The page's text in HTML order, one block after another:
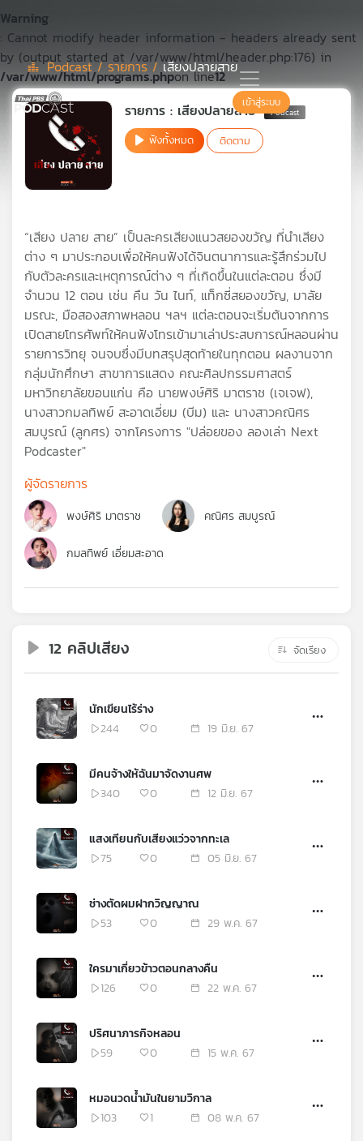
Podcast
เพล
สต์
ของ
คุณ
เพลง
บทความ
ข่าว
และ
กิจกรรม
เกี่ยว
เครือ
แผนที่
เข้าสู่ระบบ
Warning
: Cannot modify header information - headers already sent
by (output started at /var/www/html/header.php:176) in
/var/www/html/programs.phpon line12
Podcast /รายการ /เสียงปลายสาย
รายการ : เสียงปลายสาย
ฟังทั้งหมด ติดตาม
“เสียง ปลาย สาย” เป็นละครเสียงแนวสยองขวัญ ที่นำเสียง
ต่าง ๆ มาประกอบเพื่อให้คนฟังได้จินตนาการและรู้สึกร่วมไป
กับตัวละครและเหตุการณ์ต่าง ๆ ที่เกิดขึ้นในแต่ละตอน ซึ่งมี
จำนวน 12 ตอน เช่น คืน วัน ไนท์, แท็กซี่สยองขวัญ, มาลัย
มรณะ, มือสองสภาพหลอน ฯลฯ แต่ละตอนจะเริ่มต้นจากการ
เปิดสายโทรศัพท์ให้คนฟังโทรเข้ามาเล่าประสบการณ์หลอนผ่าน
รายการวิทยุ จนจบซึ่งมีบทสรุปสุดท้ายในทุกตอน ผลงานจาก
กลุ่มนักศึกษา สาขาการแสดง คณะศิลปกรรมศาสตร์
มหาวิทยาลัยขอนแก่น คือ นายพงษ์ศิริ มาตราช (เจเจฟ),
นางสาวกมลทิพย์ สะอาดเอี่ยม (บีม) และ นางสาวคณิศร
สมบูรณ์ (ลูกศร) จากโครงการ "ปล่อยของ ลองเล่า Next
Podcaster"
ผู้จัดรายการ
พงษ์ศิริ มาตราช คณิศร สมบูรณ์
กมลทิพย์ เอี่ยมสะอาด
12 คลิปเสียง จัดเรียง
นักเขียนไร้ร่าง
244
0 19 มิ.ย. 67
มีคนจ้างให้ฉันมาจัดงานศพ
340
0 12 มิ.ย. 67
แสงเทียนกับเสียงแว่วจากทะเล
75
0 05 มิ.ย. 67
ช่างตัดผมฝากวิญญาณ
53
0 29 พ.ค. 67
ใครมาเกี่ยวข้าวตอนกลางคืน
126
0 22 พ.ค. 67
ปริศนาภารกิจหลอน
59
0 15 พ.ค. 67
หมอนวดน้ำมันในยามวิกาล
103
1 08 พ.ค. 67